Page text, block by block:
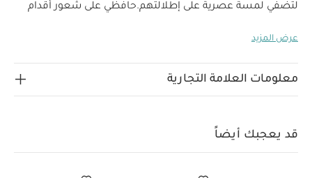
لتضفي لمسة عصرية على إطلالتهم.حافظي على شعور أقدام
مصنوع من قطن ناعم ليضفي لمسة رقيقة على بشرتهم
تصميم دب رقيق في الأمام
طقم دنغري منسوج بنقشة دب وبودي سوت، 2 قطع
عرض المزيد
معلومات العلامة التجارية
قد يعجبك أيضاً